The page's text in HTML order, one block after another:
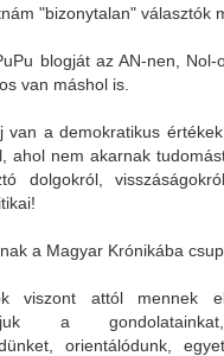
"bizonytalan" választók
blogját az AN-nen,
van máshol is.
van a demokratikus
ahol nem akarnak
dolgokról,
a Magyar Krónikába
viszont attól mennek
a
orientálódunk,